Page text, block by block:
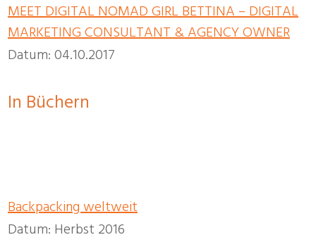
MEET DIGITAL NOMAD GIRL BETTINA – DIGITAL
MARKETING CONSULTANT & AGENCY OWNER
Datum: 04.10.2017
In Büchern
Backpacking weltweit
Datum: Herbst 2016